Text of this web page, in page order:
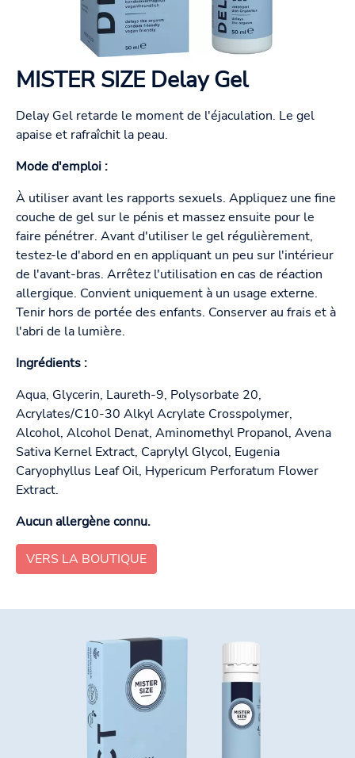
MISTER SIZE Delay Gel
Delay Gel retarde le moment de l'éjaculation. Le gel
apaise et rafraîchit la peau.
Mode d'emploi :
À utiliser avant les rapports sexuels. Appliquez une fine
couche de gel sur le pénis et massez ensuite pour le
faire pénétrer. Avant d'utiliser le gel régulièrement,
testez-le d'abord en en appliquant un peu sur l'intérieur
de l'avant-bras. Arrêtez l'utilisation en cas de réaction
allergique. Convient uniquement à un usage externe.
Tenir hors de portée des enfants. Conserver au frais et à
l'abri de la lumière.
Ingrédients :
Aqua, Glycerin, Laureth-9, Polysorbate 20,
Acrylates/C10-30 Alkyl Acrylate Crosspolymer,
Alcohol, Alcohol Denat, Aminomethyl Propanol, Avena
Sativa Kernel Extract, Caprylyl Glycol, Eugenia
Caryophyllus Leaf Oil, Hypericum Perforatum Flower
Extract.
Aucun allergène connu.
VERS LA BOUTIQUE